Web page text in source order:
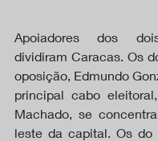
Apoiadores dos
dividiram Caracas. Os
oposição, Edmundo
principal cabo
Machado, se
leste da capital. Os do